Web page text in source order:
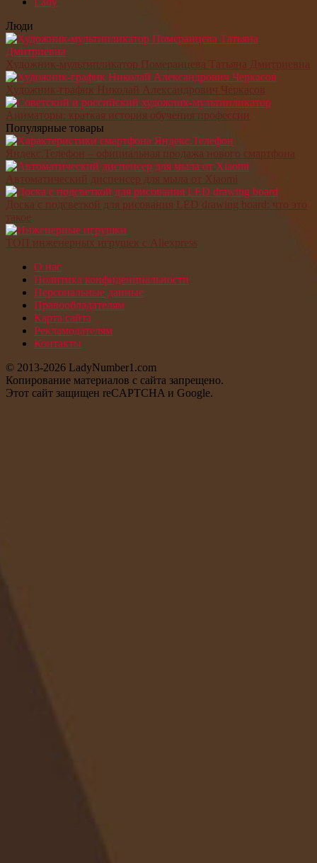
Люди
Художник-мультипликатор Померанцева Татьяна Дмитриевна
Художник-график Николай Александрович Черкасов
Аниматоры: краткая история обучения профессии
Популярные товары
Яндекс.Телефон – официальная продажа нового смартфона
Автоматический диспенсер для мыла от Xiaomi
Доска с подсветкой для рисования LED drawing board: что это
такое
ТОП инженерных игрушек с Aliexpress
О нас
Политика конфиденциальности
Персональные данные
Правообладателям
Карта сайта
Рекламодателям
Контакты
© 2013-2026 LadyNumber1.com
Копирование материалов c сайта запрещено.
Этот сайт защищен reCAPTCHA и Google.